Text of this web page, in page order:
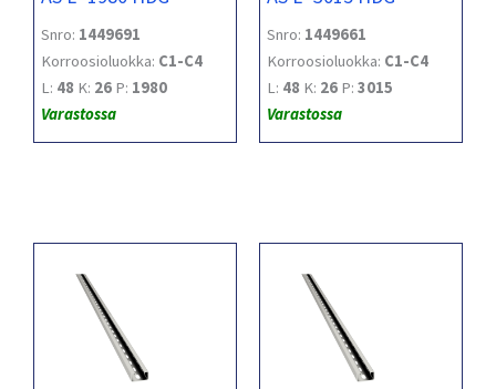
Snro: 1449691
Korroosioluokka: C1-C4
L: 48 K: 26 P: 1980
Varastossa
Snro: 1449661
Korroosioluokka: C1-C4
L: 48 K: 26 P: 3015
Varastossa